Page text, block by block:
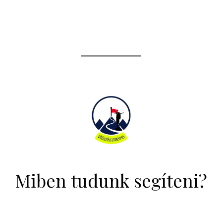
Miben tudunk segíteni?